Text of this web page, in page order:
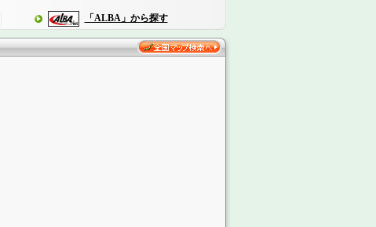
「ALBA」から探す